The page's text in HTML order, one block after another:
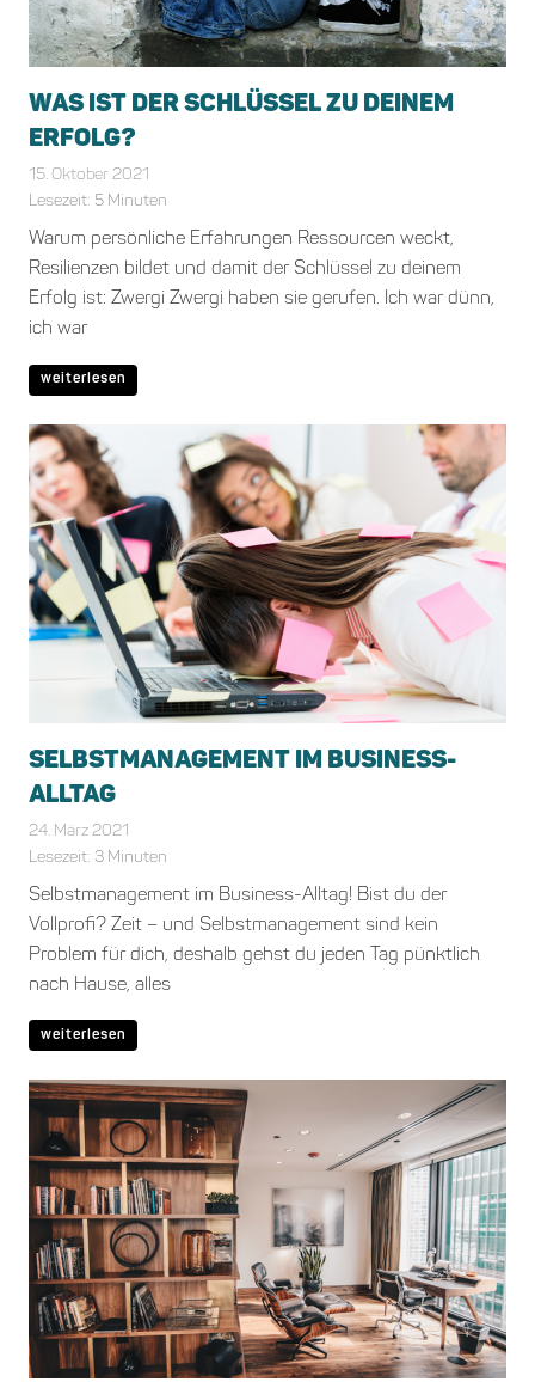
WAS IST DER SCHLÜSSEL ZU DEINEM
ERFOLG?
15. Oktober 2021
Lesezeit: 5 Minuten
Warum persönliche Erfahrungen Ressourcen weckt,
Resilienzen bildet und damit der Schlüssel zu deinem
Erfolg ist: Zwergi Zwergi haben sie gerufen. Ich war dünn,
ich war
weiterlesen
SELBSTMANAGEMENT IM BUSINESS-
ALLTAG
24. März 2021
Lesezeit: 3 Minuten
Selbstmanagement im Business-Alltag! Bist du der
Vollprofi? Zeit – und Selbstmanagement sind kein
Problem für dich, deshalb gehst du jeden Tag pünktlich
nach Hause, alles
weiterlesen